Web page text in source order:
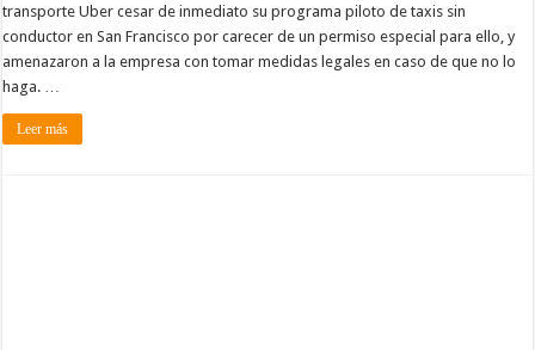
transporte Uber cesar de inmediato su programa piloto de taxis sin
conductor en San Francisco por carecer de un permiso especial para ello, y
amenazaron a la empresa con tomar medidas legales en caso de que no lo
haga. …
Leer más